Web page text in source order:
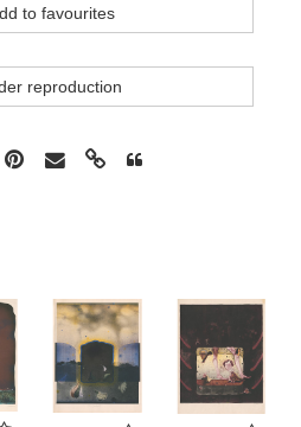
to favourites
reproduction